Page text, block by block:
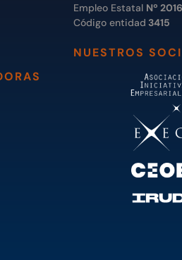
Empleo Estatal Nº
Código entidad 3415
NUESTROS